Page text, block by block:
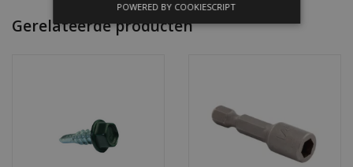
Gerelateerde producten
POWERED BY COOKIESCRIPT